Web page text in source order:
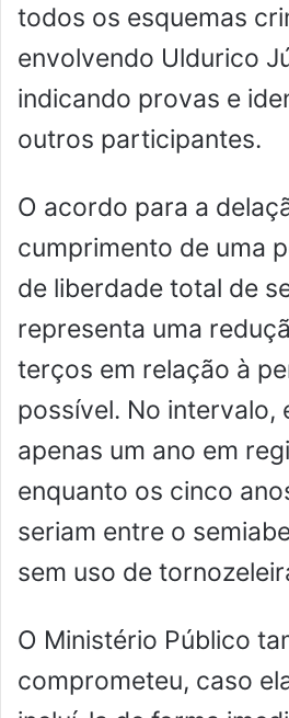
todos os esquemas
envolvendo Uldurico
indicando provas e
outros participantes.
O acordo para a
cumprimento de uma
de liberdade total de
representa uma
terços em relação à
possível. No intervalo,
apenas um ano em
enquanto os cinco
seriam entre o
sem uso de
O Ministério Público
comprometeu, caso